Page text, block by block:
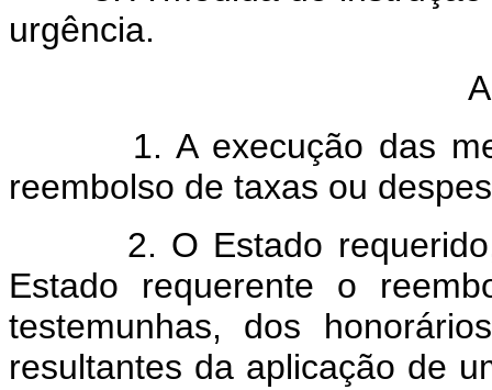
urgência.
1. A execução das
reembolso de taxas ou
2. O Estado requerido,
Estado requerente o
testemunhas, dos
resultantes da aplicação de